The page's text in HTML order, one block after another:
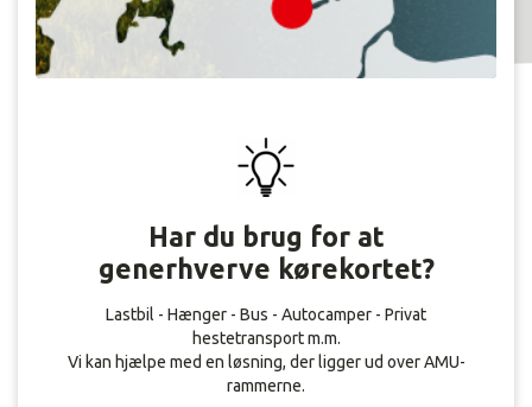
Har du brug for at
generhverve kørekortet?
Lastbil - Hænger - Bus - Autocamper - Privat
hestetransport m.m.
Vi kan hjælpe med en løsning, der ligger ud over AMU-
rammerne.